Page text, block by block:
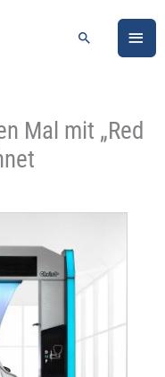
Suchen
Mal mit „Red